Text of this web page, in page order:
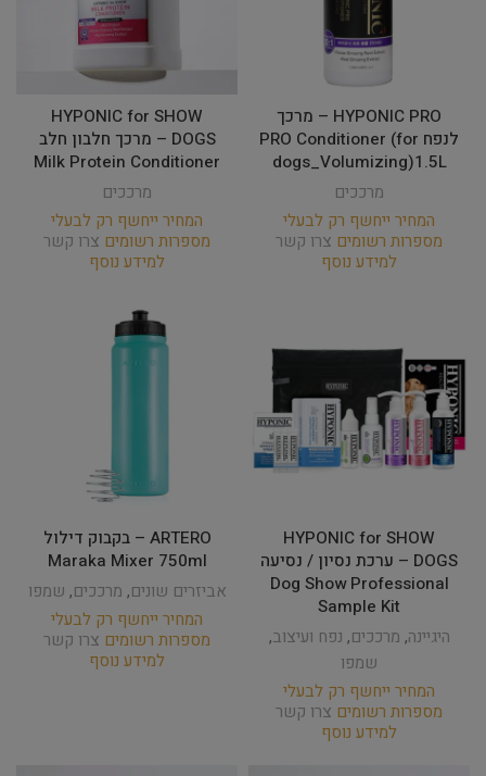
HYPONIC PRO – מרכך
לנפח PRO Conditioner (for
dogs_Volumizing)1.5L
מרככים
המחיר ייחשף רק לבעלי
מספרות רשומים צרו קשר
למידע נוסף
HYPONIC for SHOW
DOGS – מרכך חלבון חלב
Milk Protein Conditioner
מרככים
המחיר ייחשף רק לבעלי
מספרות רשומים צרו קשר
למידע נוסף
HYPONIC for SHOW
DOGS – ערכת נסיון / נסיעה
Dog Show Professional
Sample Kit
היגיינה, מרככים, נפח ועיצוב,
שמפו
המחיר ייחשף רק לבעלי
מספרות רשומים צרו קשר
למידע נוסף
ARTERO – בקבוק דילול
Maraka Mixer 750ml
אביזרים שונים, מרככים, שמפו
המחיר ייחשף רק לבעלי
מספרות רשומים צרו קשר
למידע נוסף